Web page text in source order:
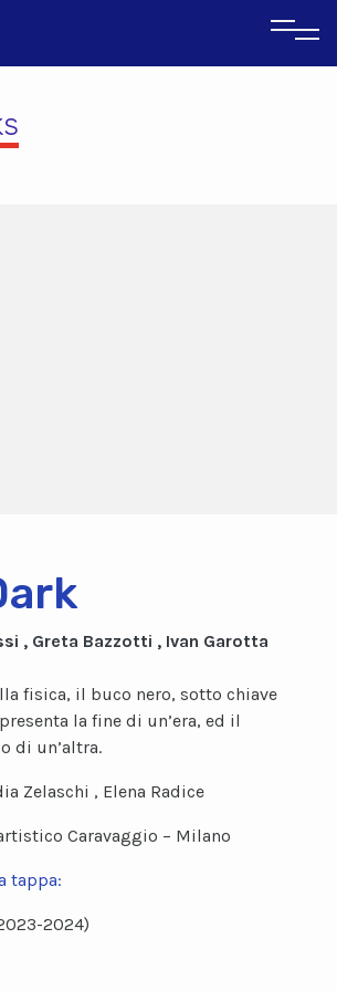
, Greta Bazzotti , Ivan Garotta
fisica, il buco nero, sotto chiave
la fine di un’era, ed il
di un’altra.
Zelaschi , Elena Radice
Caravaggio – Milano
tappa:
2024)